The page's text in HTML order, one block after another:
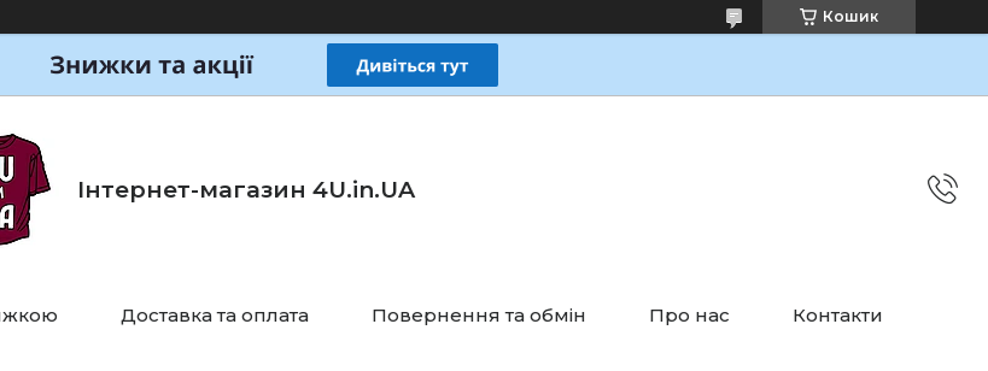
Кошик
Інтернет-магазин 4U.in.UA
Доставка та оплата Повернення та обмін Про нас Контакти